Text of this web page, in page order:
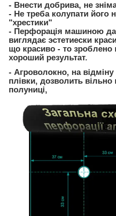
- Внести добрива, не
- Не треба колупати його
"хрестики"
- Перфорація машиною
виглядає эстетиески
що красиво - то зроблено
хороший результат.
- Агроволокно, на відміну
плівки, дозволить
полуниці,